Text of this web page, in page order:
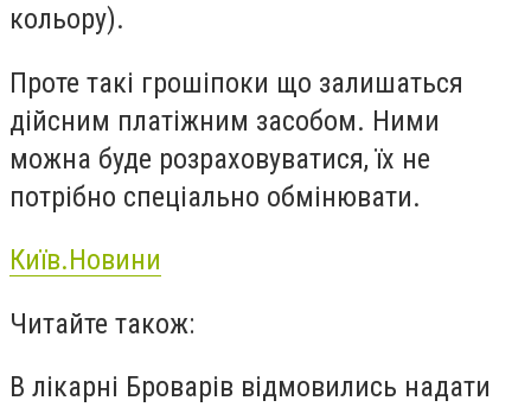
кольору).
Проте такі грошіпоки що залишаться
дійсним платіжним засобом. Ними
можна буде розраховуватися, їх не
потрібно спеціально обмінювати.
Київ.Новини
Читайте також:
В лікарні Броварів відмовились надати